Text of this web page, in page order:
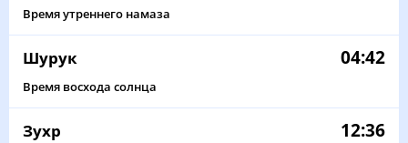
Время утреннего намаза
Шурук 04:42
Время восхода солнца
Зухр 12:36